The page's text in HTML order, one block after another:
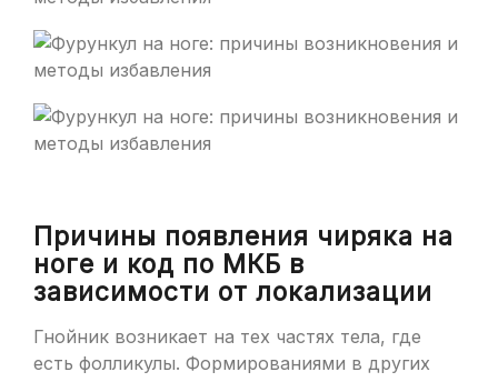
Причины появления чиряка на
ноге и код по МКБ в
зависимости от локализации
Гнойник возникает на тех частях тела, где
есть фолликулы. Формированиями в других